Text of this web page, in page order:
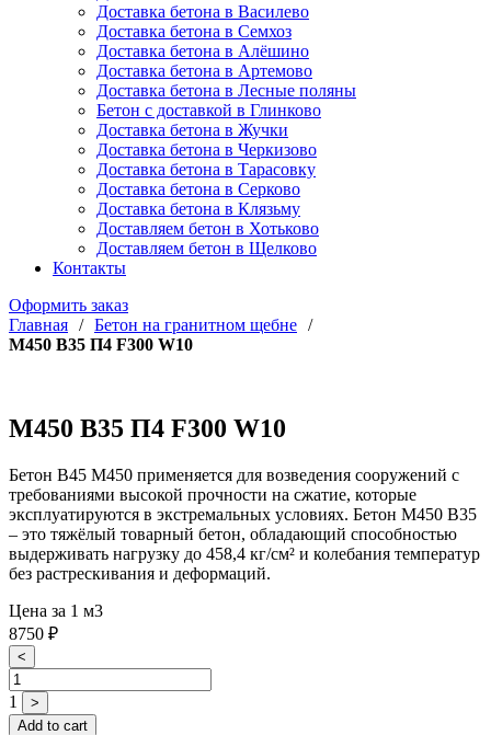
Доставка бетона в Василево
Доставка бетона в Семхоз
Доставка бетона в Алёшино
Доставка бетона в Артемово
Доставка бетона в Лесные поляны
Бетон с доставкой в Глинково
Доставка бетона в Жучки
Доставка бетона в Черкизово
Доставка бетона в Тарасовку
Доставка бетона в Серково
Доставка бетона в Клязьму
Доставляем бетон в Хотьково
Доставляем бетон в Щелково
Контакты
Оформить заказ
Главная / Бетон на гранитном щебне /
М450 В35 П4 F300 W10
М450 В35 П4 F300 W10
Бетон В45 М450 применяется для возведения сооружений с
требованиями высокой прочности на сжатие, которые
эксплуатируются в экстремальных условиях. Бетон М450 В35
– это тяжёлый товарный бетон, обладающий способностью
выдерживать нагрузку до 458,4 кг/см² и колебания температур
без растрескивания и деформаций.
Цена за 1 м3
8750 ₽
Quantity
<
1
>
Add to cart